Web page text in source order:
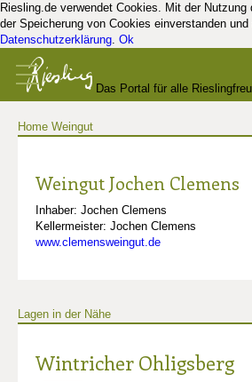
Riesling.de verwendet Cookies. Mit der
der Speicherung von Cookies einverstanden
Datenschutzerklärung. Ok
Das Portal für alle
Home Weingut
Weingut Jochen Clemens
Inhaber: Jochen Clemens
Kellermeister: Jochen Clemens
www.clemensweingut.de
Lagen in der Nähe
Wintricher Ohligsberg